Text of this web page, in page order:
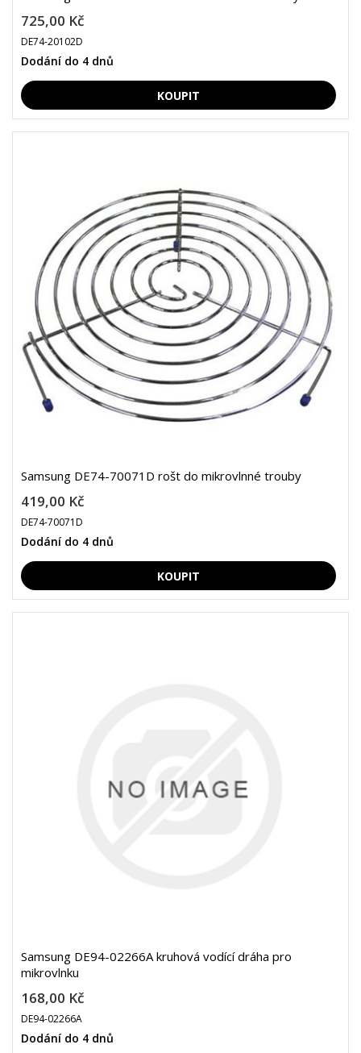
725,00 Kč
DE74-20102D
Dodání do 4 dnů
Samsung DE74-70071D rošt do mikrovlnné trouby
419,00 Kč
DE74-70071D
Dodání do 4 dnů
Samsung DE94-02266A kruhová vodící dráha pro
mikrovlnku
168,00 Kč
DE94-02266A
Dodání do 4 dnů